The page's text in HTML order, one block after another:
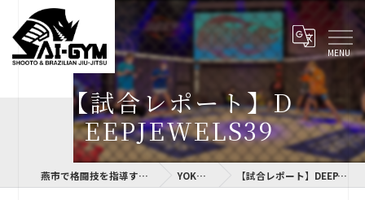
【試合レポート】D
EEPJEWELS39
燕市で格闘技を指導するSAI-GYM YOKOLOG 【試合レポート】DEEPJEWELS39